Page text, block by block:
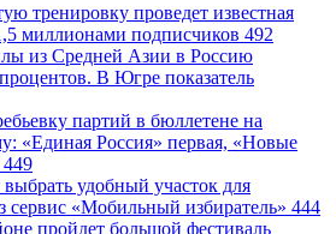
тренировку проведет известная
миллионами подписчиков 492
из Средней Азии в Россию
В Югре показатель
партий в бюллетене на
«Единая Россия» первая, «Новые
449
удобный участок для
сервис «Мобильный избиратель» 444
пройдет большой фестиваль